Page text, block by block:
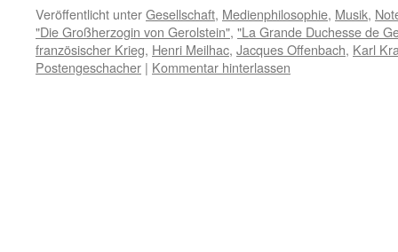
Veröffentlicht unterGesellschaft, Medienphilosophie, Musik,
"Die Großherzogin von Gerolstein", "La Grande Duchesse de
französischer Krieg, Henri Meilhac, Jacques Offenbach, Karl
Postengeschacher | Kommentar hinterlassen